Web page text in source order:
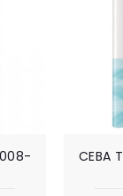
008-
CEBA